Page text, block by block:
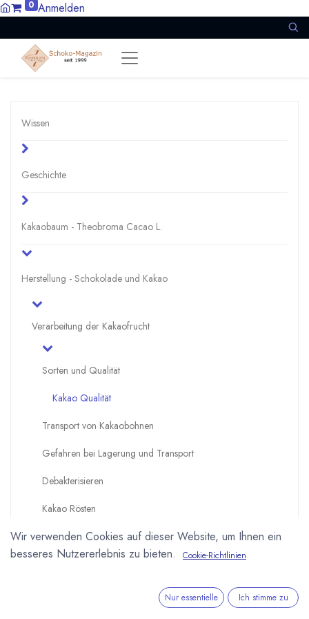
0 Anmelden
Wissen
Geschichte
Kakaobaum - Theobroma Cacao L.
Herstellung - Schokolade und Kakao
Verarbeitung der Kakaofrucht
Sorten und Qualität
Kakao Qualität
Transport von Kakaobohnen
Gefahren bei Lagerung und Transport
Debakterisieren
Kakao Rösten
Kakaopulverherstellung
Wir verwenden Cookies auf dieser Website, um Ihnen ein
besseres Nutzererlebnis zu bieten.
Cookie-Richtlinien
Nur essentielle Ich stimme zu